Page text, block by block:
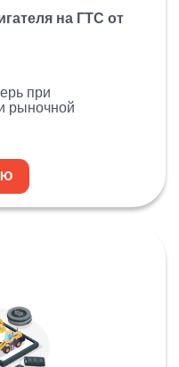
на ГТС от
при
рыночной